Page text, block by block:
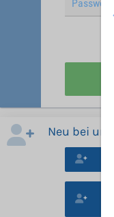
Neu bei uns?